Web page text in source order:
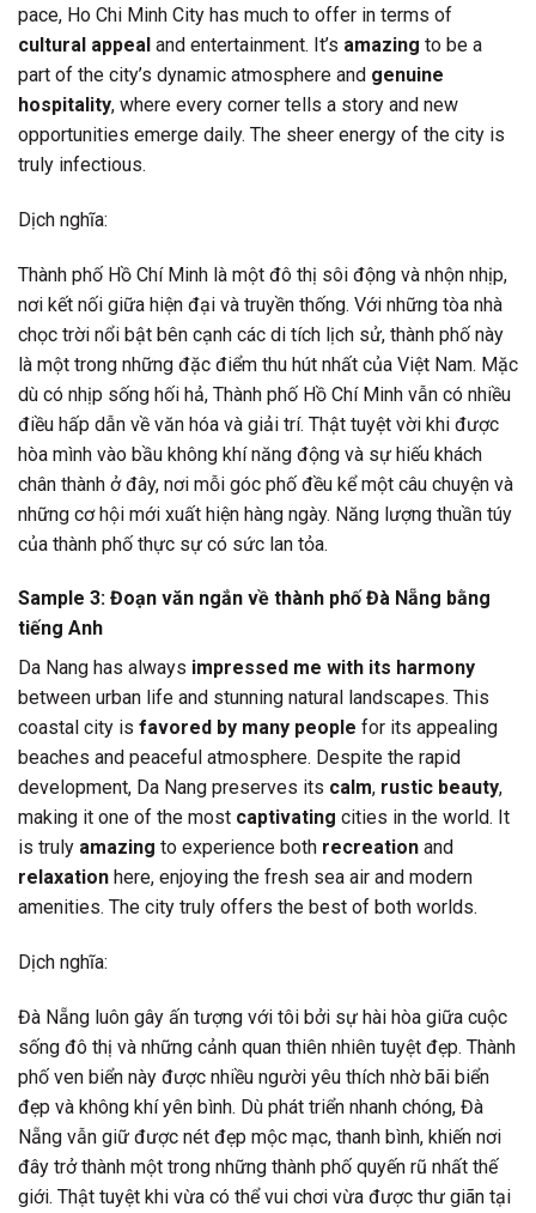
pace, Ho Chi Minh City has much to offer in terms of
cultural appeal and entertainment. It’s amazing to be a
part of the city’s dynamic atmosphere and genuine
hospitality, where every corner tells a story and new
opportunities emerge daily. The sheer energy of the city is
truly infectious.
Dịch nghĩa:
Thành phố Hồ Chí Minh là một đô thị sôi động và nhộn nhịp,
nơi kết nối giữa hiện đại và truyền thống. Với những tòa nhà
chọc trời nổi bật bên cạnh các di tích lịch sử, thành phố này
là một trong những đặc điểm thu hút nhất của Việt Nam. Mặc
dù có nhịp sống hối hả, Thành phố Hồ Chí Minh vẫn có nhiều
điều hấp dẫn về văn hóa và giải trí. Thật tuyệt vời khi được
hòa mình vào bầu không khí năng động và sự hiếu khách
chân thành ở đây, nơi mỗi góc phố đều kể một câu chuyện và
những cơ hội mới xuất hiện hàng ngày. Năng lượng thuần túy
của thành phố thực sự có sức lan tỏa.
Sample 3: Đoạn văn ngắn về thành phố Đà Nẵng bằng
tiếng Anh
Da Nang has always impressed me with its harmony
between urban life and stunning natural landscapes. This
coastal city is favored by many people for its appealing
beaches and peaceful atmosphere. Despite the rapid
development, Da Nang preserves its calm, rustic beauty,
making it one of the most captivating cities in the world. It
is truly amazing to experience both recreation and
relaxation here, enjoying the fresh sea air and modern
amenities. The city truly offers the best of both worlds.
Dịch nghĩa:
Đà Nẵng luôn gây ấn tượng với tôi bởi sự hài hòa giữa cuộc
sống đô thị và những cảnh quan thiên nhiên tuyệt đẹp. Thành
phố ven biển này được nhiều người yêu thích nhờ bãi biển
đẹp và không khí yên bình. Dù phát triển nhanh chóng, Đà
Nẵng vẫn giữ được nét đẹp mộc mạc, thanh bình, khiến nơi
đây trở thành một trong những thành phố quyến rũ nhất thế
giới. Thật tuyệt khi vừa có thể vui chơi vừa được thư giãn tại